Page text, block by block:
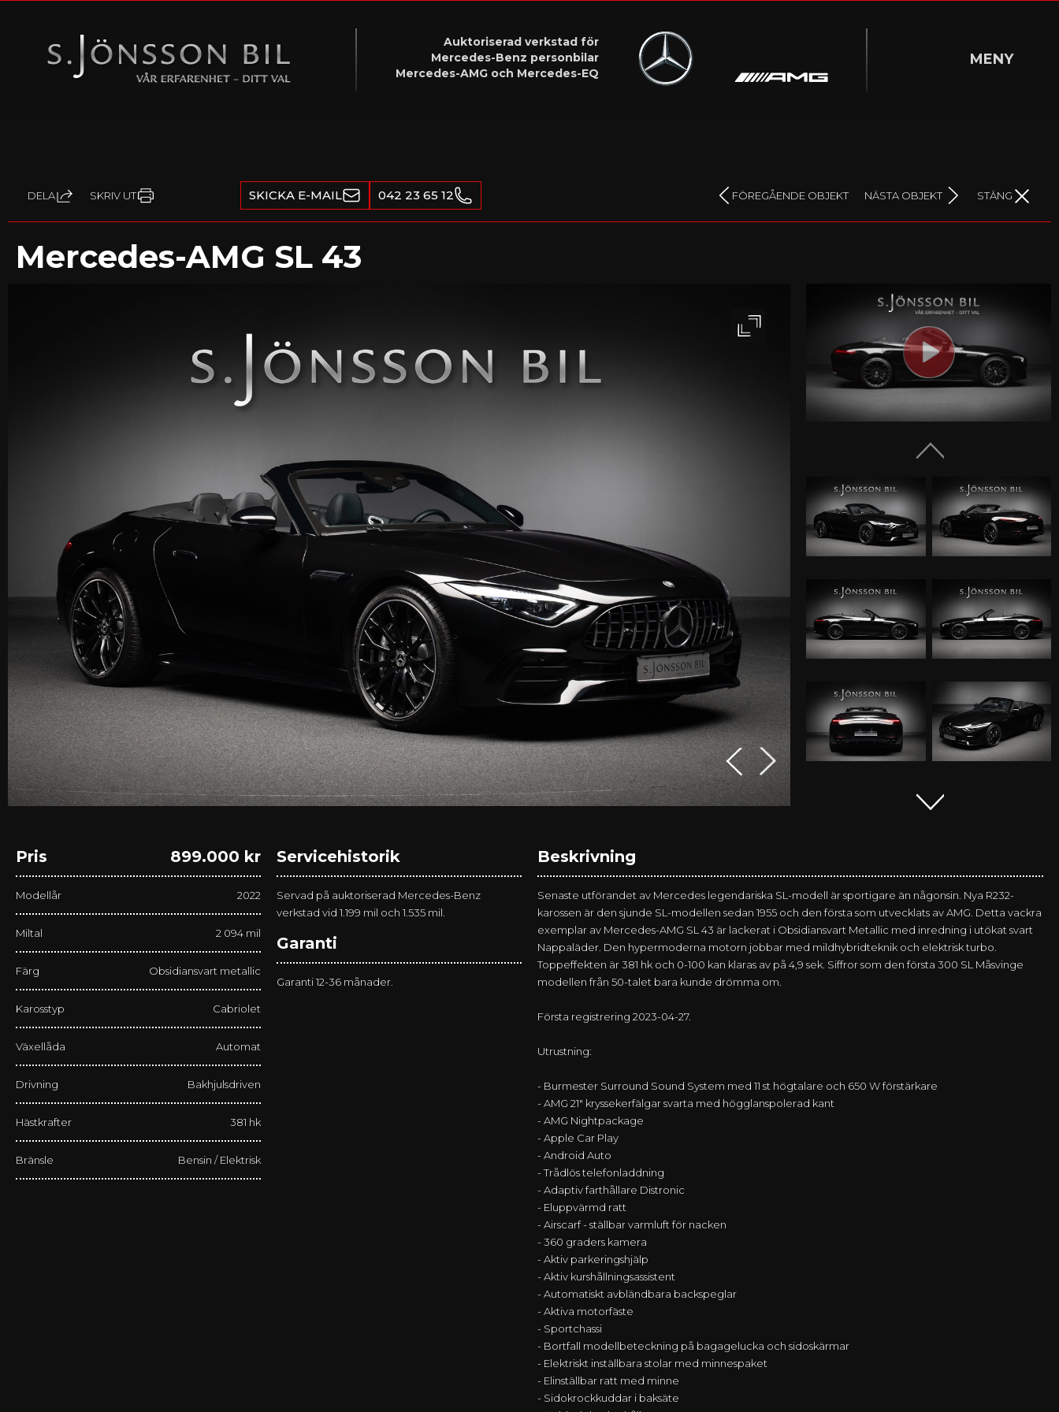
Auktoriserad verkstad för
Mercedes-Benz personbilar
Mercedes-AMG och Mercedes-EQ
MENY
DÖLJ MENY
DELA SKRIV UT SKICKA E-MAIL 042 23 65 12 FÖREGÅENDE OBJEKT NÄSTA OBJEKT STÄNG
Mercedes-AMG SL 43
Pris 899.000 kr
Modellår 2022
Miltal 2 094 mil
Färg Obsidiansvart metallic
Karosstyp Cabriolet
Växellåda Automat
Drivning Bakhjulsdriven
Hästkrafter 381 hk
Bränsle Bensin / Elektrisk
Servicehistorik
Servad på auktoriserad Mercedes-Benz
verkstad vid 1.199 mil och 1.535 mil.
Garanti
Garanti 12-36 månader.
Beskrivning
Senaste utförandet av Mercedes legendariska SL-modell är sportigare än någonsin. Nya R232-
karossen är den sjunde SL-modellen sedan 1955 och den första som utvecklats av AMG. Detta vackra
exemplar av Mercedes-AMG SL 43 är lackerat i Obsidiansvart Metallic med inredning i utökat svart
Nappaläder. Den hypermoderna motorn jobbar med mildhybridteknik och elektrisk turbo.
Toppeffekten är 381 hk och 0-100 kan klaras av på 4,9 sek. Siffror som den första 300 SL Måsvinge
modellen från 50-talet bara kunde drömma om.
Första registrering 2023-04-27.
Utrustning:
- Burmester Surround Sound System med 11 st högtalare och 650 W förstärkare
- AMG 21" kryssekerfälgar svarta med högglanspolerad kant
- AMG Nightpackage
- Apple Car Play
- Android Auto
- Trådlös telefonladdning
- Adaptiv farthållare Distronic
- Eluppvärmd ratt
- Airscarf - ställbar varmluft för nacken
- 360 graders kamera
- Aktiv parkeringshjälp
- Aktiv kurshållningsassistent
- Automatiskt avbländbara backspeglar
- Aktiva motorfäste
- Sportchassi
- Bortfall modellbeteckning på bagagelucka och sidoskärmar
- Elektriskt inställbara stolar med minnespaket
- Elinställbar ratt med minne
- Sidokrockkuddar i baksäte